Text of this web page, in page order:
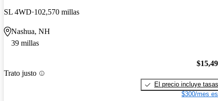
SL 4WD 102,570 millas
Nashua, NH
39 millas
Trato justo
El precio incluye tasas
$300/mes